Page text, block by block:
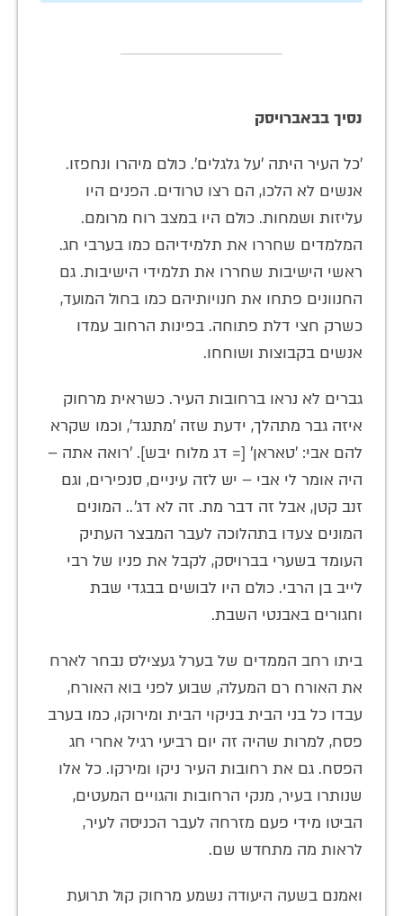
נסיך בבאברויסק
'כל העיר היתה 'על גלגלים'. כולם מיהרו ונחפזו.
אנשים לא הלכו, הם רצו טרודים. הפנים היו
עליזות ושמחות. כולם היו במצב רוח מרומם.
המלמדים שחררו את תלמידיהם כמו בערבי חג.
ראשי הישיבות שחררו את תלמידי הישיבות. גם
החנוונים פתחו את חנויותיהם כמו בחול המועד,
כשרק חצי דלת פתוחה. בפינות הרחוב עמדו
אנשים בקבוצות ושוחחו.
גברים לא נראו ברחובות העיר. כשראית מרחוק
איזה גבר מתהלך, ידעת שזה 'מתנגד', וכמו שקרא
להם אבי: 'טאראן' [= דג מלוח יבש]. 'רואה אתה –
היה אומר לי אבי – יש לזה עיניים, סנפירים, וגם
זנב קטן, אבל זה דבר מת. זה לא דג'.. המונים
המונים צעדו בתהלוכה לעבר המבצר העתיק
העומד בשערי בברויסק, לקבל את פניו של רבי
לייב בן הרבי. כולם היו לבושים בבגדי שבת
וחגורים באבנטי השבת.
ביתו רחב הממדים של בערל געצילס נבחר לארח
את האורח רם המעלה, שבוע לפני בוא האורח,
עבדו כל בני הבית בניקוי הבית ומירוקו, כמו בערב
פסח, למרות שהיה זה יום רביעי רגיל אחרי חג
הפסח. גם את רחובות העיר ניקו ומירקו. כל אלו
שנותרו בעיר, מנקי הרחובות והגויים המעטים,
הביטו מידי פעם מזרחה לעבר הכניסה לעיר,
לראות מה מתחדש שם.
ואמנם בשעה היעודה נשמע מרחוק קול תרועת